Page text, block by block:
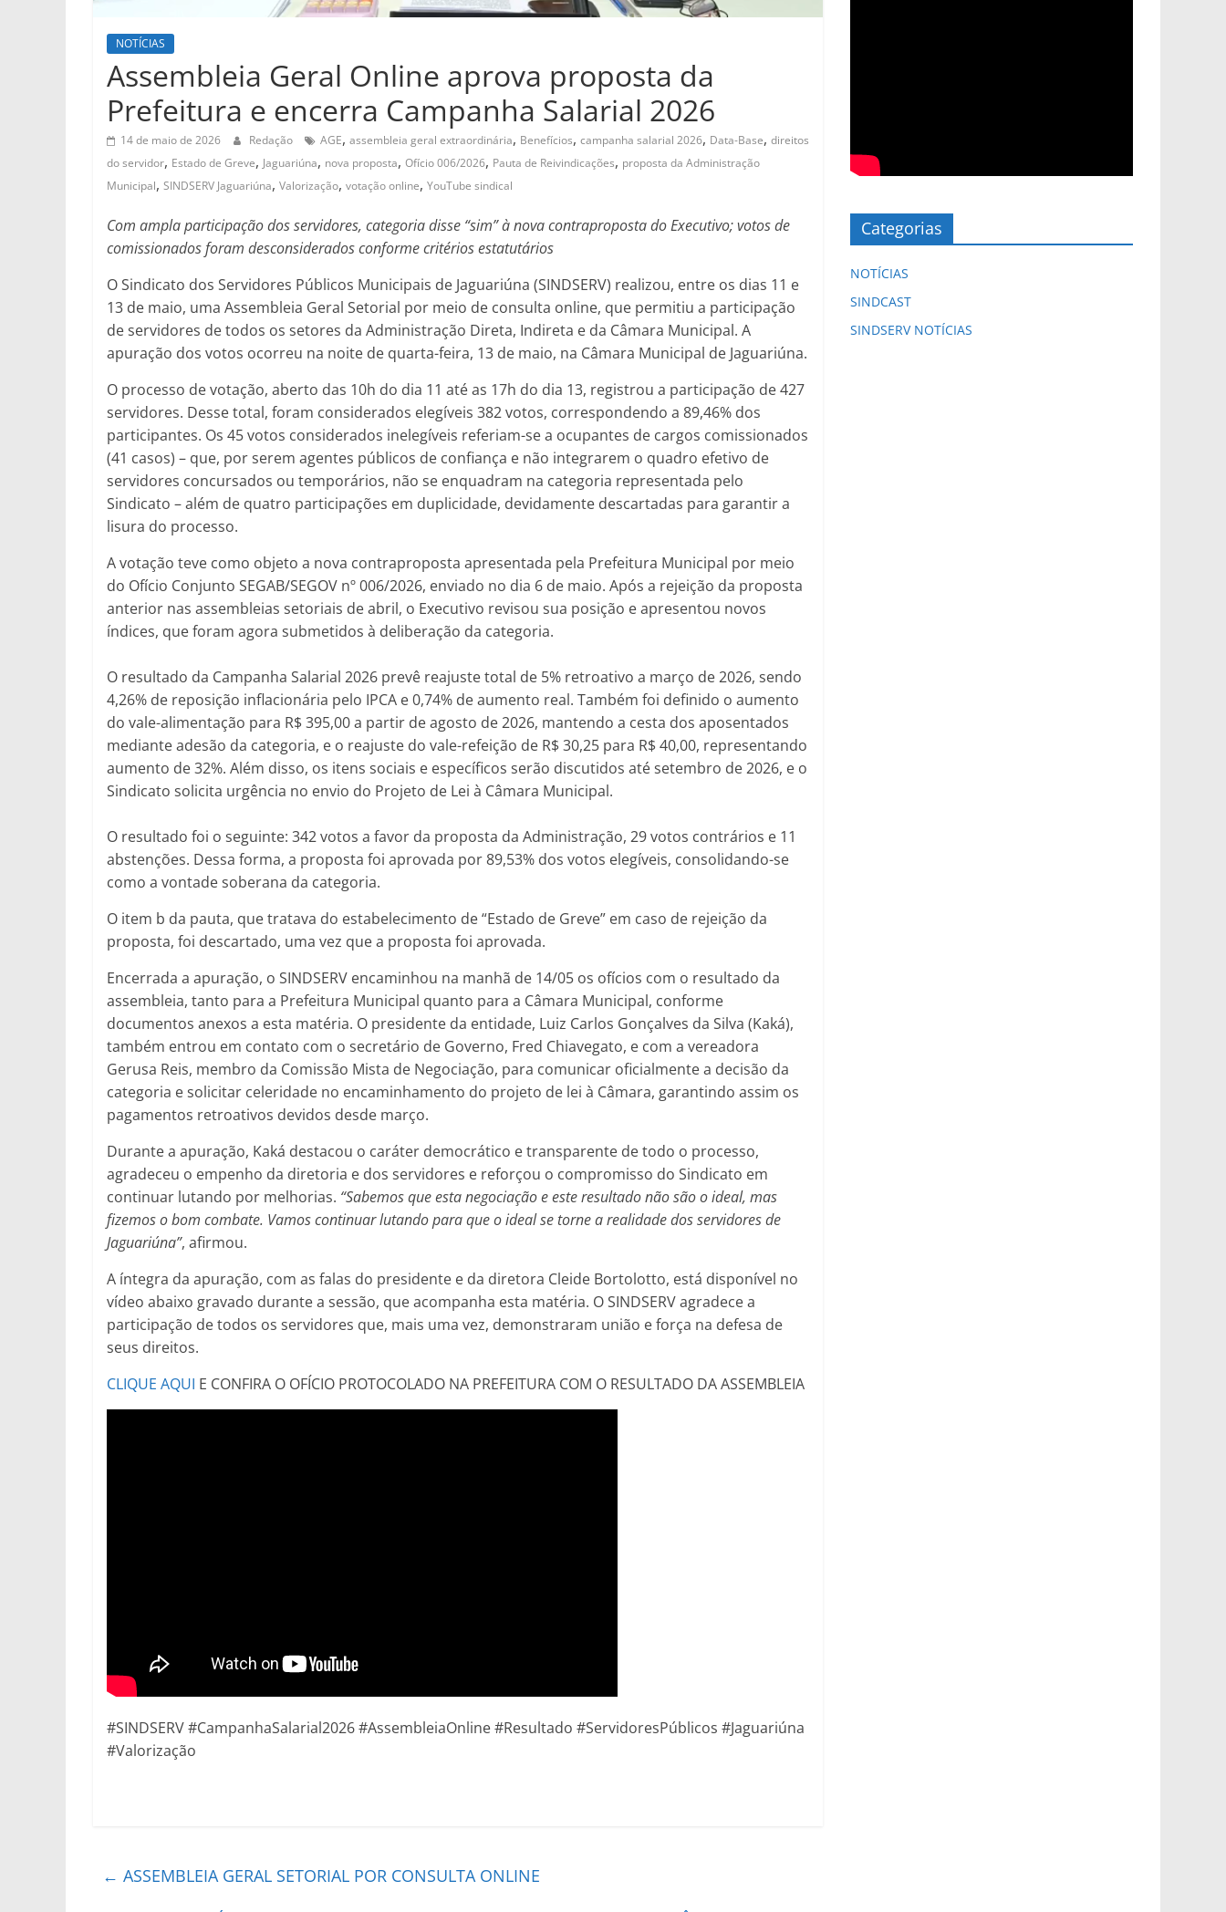
NOTÍCIAS
Assembleia Geral Online aprova proposta da
Prefeitura e encerra Campanha Salarial 2026
14 de maio de 2026 Redação AGE, assembleia geral extraordinária, Benefícios, campanha salarial 2026, Data-Base, direitos
do servidor, Estado de Greve, Jaguariúna, nova proposta, Ofício 006/2026, Pauta de Reivindicações, proposta da Administração
Municipal, SINDSERV Jaguariúna, Valorização, votação online, YouTube sindical
Com ampla participação dos servidores, categoria disse “sim” à nova contraproposta do Executivo; votos de
comissionados foram desconsiderados conforme critérios estatutários
O Sindicato dos Servidores Públicos Municipais de Jaguariúna (SINDSERV) realizou, entre os dias 11 e
13 de maio, uma Assembleia Geral Setorial por meio de consulta online, que permitiu a participação
de servidores de todos os setores da Administração Direta, Indireta e da Câmara Municipal. A
apuração dos votos ocorreu na noite de quarta-feira, 13 de maio, na Câmara Municipal de Jaguariúna.
O processo de votação, aberto das 10h do dia 11 até as 17h do dia 13, registrou a participação de 427
servidores. Desse total, foram considerados elegíveis 382 votos, correspondendo a 89,46% dos
participantes. Os 45 votos considerados inelegíveis referiam-se a ocupantes de cargos comissionados
(41 casos) – que, por serem agentes públicos de confiança e não integrarem o quadro efetivo de
servidores concursados ou temporários, não se enquadram na categoria representada pelo
Sindicato – além de quatro participações em duplicidade, devidamente descartadas para garantir a
lisura do processo.
A votação teve como objeto a nova contraproposta apresentada pela Prefeitura Municipal por meio
do Ofício Conjunto SEGAB/SEGOV nº 006/2026, enviado no dia 6 de maio. Após a rejeição da proposta
anterior nas assembleias setoriais de abril, o Executivo revisou sua posição e apresentou novos
índices, que foram agora submetidos à deliberação da categoria.
O resultado da Campanha Salarial 2026 prevê reajuste total de 5% retroativo a março de 2026, sendo
4,26% de reposição inflacionária pelo IPCA e 0,74% de aumento real. Também foi definido o aumento
do vale-alimentação para R$ 395,00 a partir de agosto de 2026, mantendo a cesta dos aposentados
mediante adesão da categoria, e o reajuste do vale-refeição de R$ 30,25 para R$ 40,00, representando
aumento de 32%. Além disso, os itens sociais e específicos serão discutidos até setembro de 2026, e o
Sindicato solicita urgência no envio do Projeto de Lei à Câmara Municipal.
O resultado foi o seguinte: 342 votos a favor da proposta da Administração, 29 votos contrários e 11
abstenções. Dessa forma, a proposta foi aprovada por 89,53% dos votos elegíveis, consolidando-se
como a vontade soberana da categoria.
O item b da pauta, que tratava do estabelecimento de “Estado de Greve” em caso de rejeição da
proposta, foi descartado, uma vez que a proposta foi aprovada.
Encerrada a apuração, o SINDSERV encaminhou na manhã de 14/05 os ofícios com o resultado da
assembleia, tanto para a Prefeitura Municipal quanto para a Câmara Municipal, conforme
documentos anexos a esta matéria. O presidente da entidade, Luiz Carlos Gonçalves da Silva (Kaká),
também entrou em contato com o secretário de Governo, Fred Chiavegato, e com a vereadora
Gerusa Reis, membro da Comissão Mista de Negociação, para comunicar oficialmente a decisão da
categoria e solicitar celeridade no encaminhamento do projeto de lei à Câmara, garantindo assim os
pagamentos retroativos devidos desde março.
Durante a apuração, Kaká destacou o caráter democrático e transparente de todo o processo,
agradeceu o empenho da diretoria e dos servidores e reforçou o compromisso do Sindicato em
continuar lutando por melhorias. “Sabemos que esta negociação e este resultado não são o ideal, mas
fizemos o bom combate. Vamos continuar lutando para que o ideal se torne a realidade dos servidores de
Jaguariúna”, afirmou.
A íntegra da apuração, com as falas do presidente e da diretora Cleide Bortolotto, está disponível no
vídeo abaixo gravado durante a sessão, que acompanha esta matéria. O SINDSERV agradece a
participação de todos os servidores que, mais uma vez, demonstraram união e força na defesa de
seus direitos.
CLIQUE AQUI E CONFIRA O OFÍCIO PROTOCOLADO NA PREFEITURA COM O RESULTADO DA ASSEMBLEIA
#SINDSERV #CampanhaSalarial2026 #AssembleiaOnline #Resultado #ServidoresPúblicos #Jaguariúna
#Valorização
← ASSEMBLEIA GERAL SETORIAL POR CONSULTA ONLINE
Categorias
NOTÍCIAS
SINDCAST
SINDSERV NOTÍCIAS